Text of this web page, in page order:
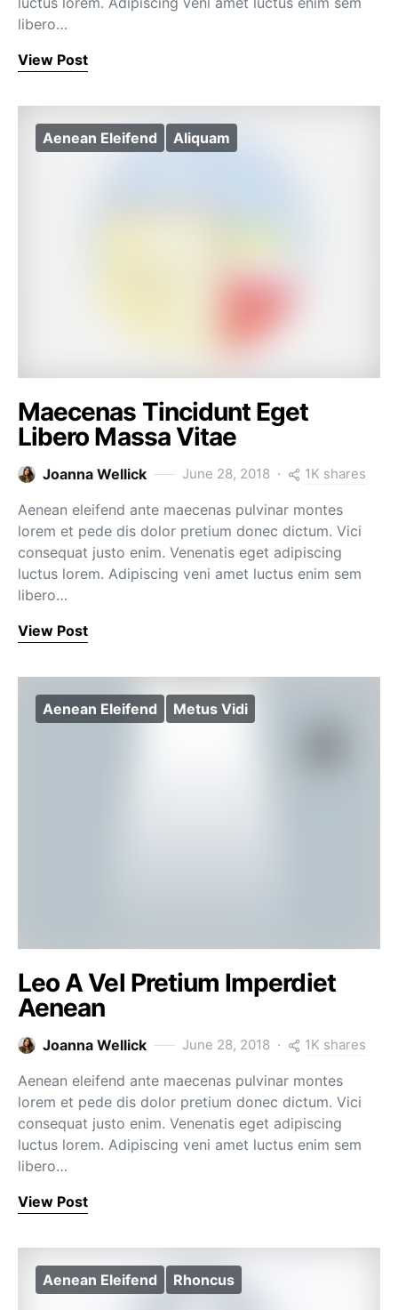
libero…
View Post
Aenean Eleifend Aliquam
Maecenas Tincidunt Eget
Libero Massa Vitae
Joanna Wellick June 28, 2018 1K shares
Aenean eleifend ante maecenas pulvinar montes
lorem et pede dis dolor pretium donec dictum. Vici
consequat justo enim. Venenatis eget adipiscing
luctus lorem. Adipiscing veni amet luctus enim sem
libero…
View Post
Aenean Eleifend Metus Vidi
Leo A Vel Pretium Imperdiet
Aenean
Joanna Wellick June 28, 2018 1K shares
Aenean eleifend ante maecenas pulvinar montes
lorem et pede dis dolor pretium donec dictum. Vici
consequat justo enim. Venenatis eget adipiscing
luctus lorem. Adipiscing veni amet luctus enim sem
libero…
View Post
Aenean Eleifend Rhoncus